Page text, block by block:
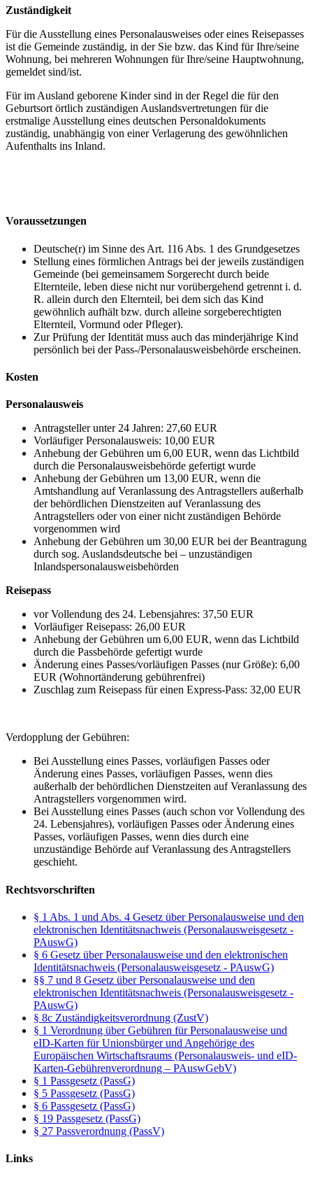
Zuständigkeit
Für die Ausstellung eines Personalausweises oder eines Reisepasses
ist die Gemeinde zuständig, in der Sie bzw. das Kind für Ihre/seine
Wohnung, bei mehreren Wohnungen für Ihre/seine Hauptwohnung,
gemeldet sind/ist.
Für im Ausland geborene Kinder sind in der Regel die für den
Geburtsort örtlich zuständigen Auslandsvertretungen für die
erstmalige Ausstellung eines deutschen Personaldokuments
zuständig, unabhängig von einer Verlagerung des gewöhnlichen
Aufenthalts ins Inland.
Voraussetzungen
Deutsche(r) im Sinne des Art. 116 Abs. 1 des Grundgesetzes
Stellung eines förmlichen Antrags bei der jeweils zuständigen
Gemeinde (bei gemeinsamem Sorgerecht durch beide
Elternteile, leben diese nicht nur vorübergehend getrennt i. d.
R. allein durch den Elternteil, bei dem sich das Kind
gewöhnlich aufhält bzw. durch alleine sorgeberechtigten
Elternteil, Vormund oder Pfleger).
Zur Prüfung der Identität muss auch das minderjährige Kind
persönlich bei der Pass-/Personalausweisbehörde erscheinen.
Kosten
Personalausweis
Antragsteller unter 24 Jahren: 27,60 EUR
Vorläufiger Personalausweis: 10,00 EUR
Anhebung der Gebühren um 6,00 EUR, wenn das Lichtbild
durch die Personalausweisbehörde gefertigt wurde
Anhebung der Gebühren um 13,00 EUR, wenn die
Amtshandlung auf Veranlassung des Antragstellers außerhalb
der behördlichen Dienstzeiten auf Veranlassung des
Antragstellers oder von einer nicht zuständigen Behörde
vorgenommen wird
Anhebung der Gebühren um 30,00 EUR bei der Beantragung
durch sog. Auslandsdeutsche bei – unzuständigen
Inlandspersonalausweisbehörden
Reisepass
vor Vollendung des 24. Lebensjahres: 37,50 EUR
Vorläufiger Reisepass: 26,00 EUR
Anhebung der Gebühren um 6,00 EUR, wenn das Lichtbild
durch die Passbehörde gefertigt wurde
Änderung eines Passes/vorläufigen Passes (nur Größe): 6,00
EUR (Wohnortänderung gebührenfrei)
Zuschlag zum Reisepass für einen Express-Pass: 32,00 EUR
Verdopplung der Gebühren:
Bei Ausstellung eines Passes, vorläufigen Passes oder
Änderung eines Passes, vorläufigen Passes, wenn dies
außerhalb der behördlichen Dienstzeiten auf Veranlassung des
Antragstellers vorgenommen wird.
Bei Ausstellung eines Passes (auch schon vor Vollendung des
24. Lebensjahres), vorläufigen Passes oder Änderung eines
Passes, vorläufigen Passes, wenn dies durch eine
unzuständige Behörde auf Veranlassung des Antragstellers
geschieht.
Rechtsvorschriften
§ 1 Abs. 1 und Abs. 4 Gesetz über Personalausweise und den
elektronischen Identitätsnachweis (Personalausweisgesetz -
PAuswG)
§ 6 Gesetz über Personalausweise und den elektronischen
Identitätsnachweis (Personalausweisgesetz - PAuswG)
§§ 7 und 8 Gesetz über Personalausweise und den
elektronischen Identitätsnachweis (Personalausweisgesetz -
PAuswG)
§ 8c Zuständigkeitsverordnung (ZustV)
§ 1 Verordnung über Gebühren für Personalausweise und
eID-Karten für Unionsbürger und Angehörige des
Europäischen Wirtschaftsraums (Personalausweis- und eID-
Karten-Gebührenverordnung – PAuswGebV)
§ 1 Passgesetz (PassG)
§ 5 Passgesetz (PassG)
§ 6 Passgesetz (PassG)
§ 19 Passgesetz (PassG)
§ 27 Passverordnung (PassV)
Links